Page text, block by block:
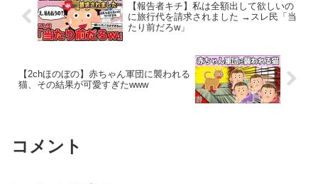
【報告者キチ】私は全額出して欲しいの
に旅行代を請求されました →スレ民「当
たり前だろw」
【2chほのぼの】赤ちゃん軍団に襲われる
猫、その結果が可愛すぎたwww
コメント